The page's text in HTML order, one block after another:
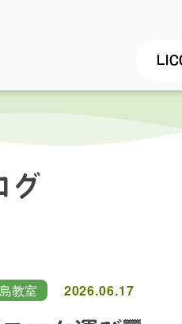
グ
教室 2026.06.17